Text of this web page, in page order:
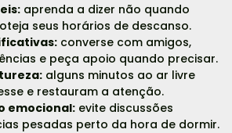
aprenda a dizer não quando
seus horários de descanso.
converse com amigos,
e peça apoio quando precisar.
alguns minutos ao ar livre
e restauram a atenção.
emocional:evite discussões
pesadas perto da hora de dormir.